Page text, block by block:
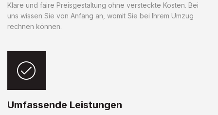
Klare und faire Preisgestaltung ohne versteckte Kosten. Bei
uns wissen Sie von Anfang an, womit Sie bei Ihrem Umzug
rechnen können.
Umfassende Leistungen